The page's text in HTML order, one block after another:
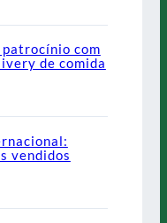
com
de comida
vendidos